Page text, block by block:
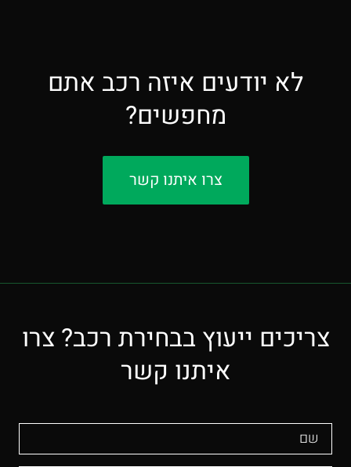
לא יודעים איזה רכב אתם
מחפשים?
צרו איתנו קשר
צריכים ייעוץ בבחירת רכב? צרו
איתנו קשר